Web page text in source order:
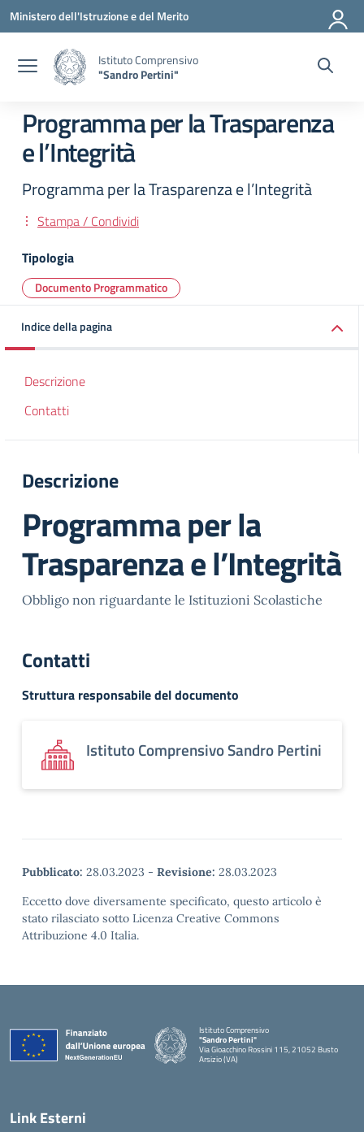
Vai ai contenuti
Vai al menu di navigazione
Vai al footer
Ministero dell'Istruzione e del Merito
Istituto Comprensivo
"Sandro Pertini"
Programma per la Trasparenza
e l’Integrità
Programma per la Trasparenza e l’Integrità
Stampa / Condividi
Tipologia
Documento Programmatico
Indice della pagina
Descrizione
Contatti
Descrizione
Programma per la
Trasparenza e l’Integrità
Obbligo non riguardante le Istituzioni Scolastiche
Contatti
Struttura responsabile del documento
Istituto Comprensivo Sandro Pertini
Pubblicato: 28.03.2023 - Revisione: 28.03.2023
Eccetto dove diversamente specificato, questo articolo è
stato rilasciato sotto Licenza Creative Commons
Attribuzione 4.0 Italia.
Istituto Comprensivo
"Sandro Pertini"
Via Gioacchino Rossini 115, 21052 Busto
Arsizio (VA)
Link Esterni